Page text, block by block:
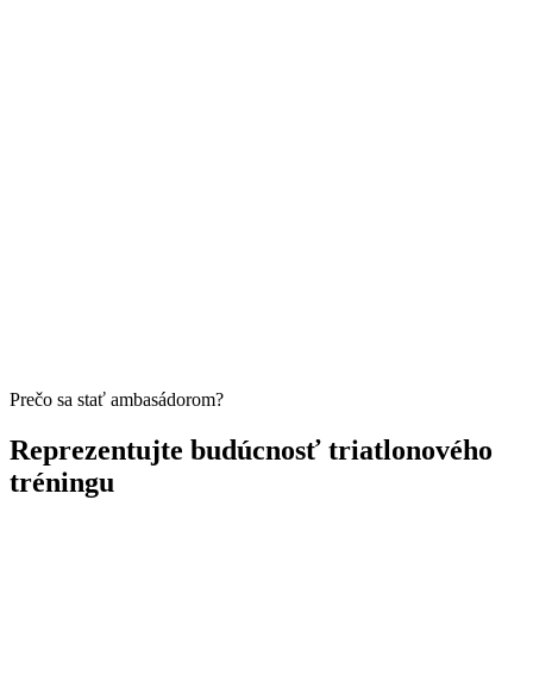
Prečo sa stať ambasádorom?
Reprezentujte budúcnosť triatlonového
tréningu